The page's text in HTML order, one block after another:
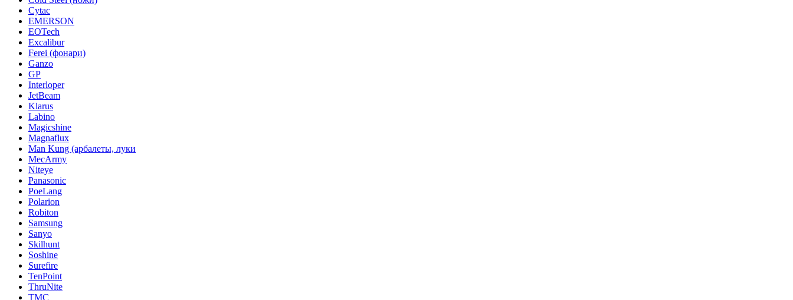
Cytac
EMERSON
EOTech
Excalibur
Ferei (фонари)
Ganzo
GP
Interloper
JetBeam
Klarus
Labino
Magicshine
Magnaflux
Man Kung (арбалеты, луки
MecArmy
Niteye
Panasonic
PoeLang
Polarion
Robiton
Samsung
Sanyo
Skilhunt
Soshine
Surefire
TenPoint
ThruNite
TMC